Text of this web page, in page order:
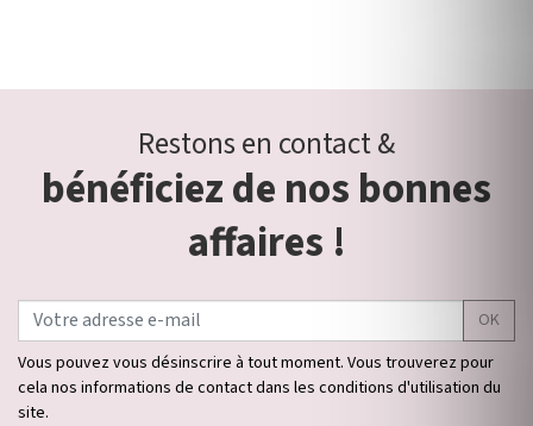
Restons en contact &
bénéficiez de nos bonnes
affaires !
OK
Vous pouvez vous désinscrire à tout moment. Vous trouverez pour
cela nos informations de contact dans les conditions d'utilisation du
site.